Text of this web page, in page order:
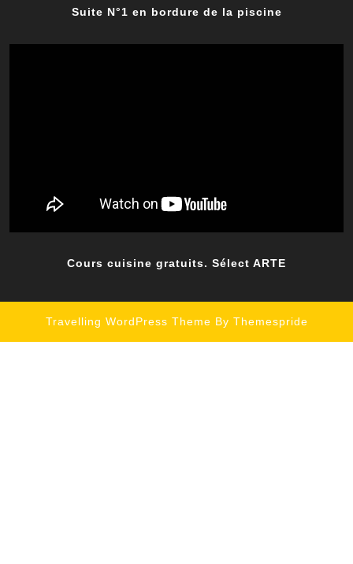
Suite N°1 en bordure de la piscine
Cours cuisine gratuits. Sélect ARTE
Travelling WordPress Theme By Themespride